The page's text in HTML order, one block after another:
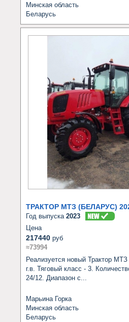
Минская область
Беларусь
ТРАКТОР МТЗ (БЕЛАРУС)
Год выпуска 2023
Цена
217440 руб
≈73994
Реализуется новый Трактор
г.в. Тяговый класс - 3.
24/12. Диапазон с...
Марьина Горка
Минская область
Беларусь